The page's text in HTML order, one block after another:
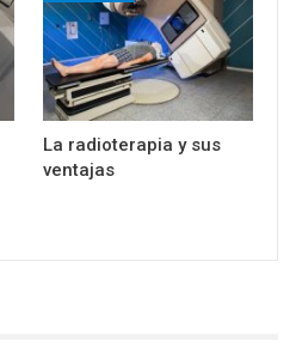
La radioterapia y sus
ventajas